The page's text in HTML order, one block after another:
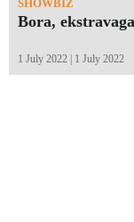
SHOWBIZ
Bora,
1 July 2022 | 1 July 2022